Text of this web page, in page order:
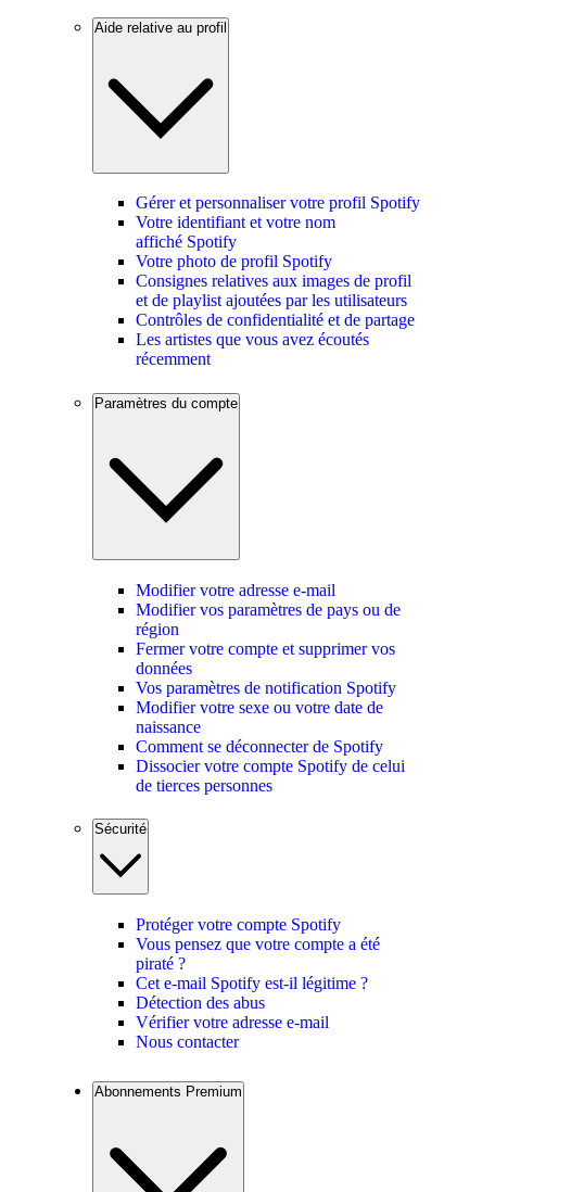
Aide relative au profil
Gérer et personnaliser votre profil Spotify
Votre identifiant et votre nom
affiché Spotify
Votre photo de profil Spotify
Consignes relatives aux images de profil
et de playlist ajoutées par les utilisateurs
Contrôles de confidentialité et de partage
Les artistes que vous avez écoutés
récemment
Paramètres du compte
Modifier votre adresse e-mail
Modifier vos paramètres de pays ou de
région
Fermer votre compte et supprimer vos
données
Vos paramètres de notification Spotify
Modifier votre sexe ou votre date de
naissance
Comment se déconnecter de Spotify
Dissocier votre compte Spotify de celui
de tierces personnes
Sécurité
Protéger votre compte Spotify
Vous pensez que votre compte a été
piraté ?
Cet e-mail Spotify est-il légitime ?
Détection des abus
Vérifier votre adresse e-mail
Nous contacter
Abonnements Premium